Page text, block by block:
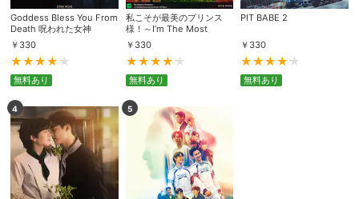
Goddess Bless You From
Death 呪われた女神
￥ 330
無料あり
私こそが最美のプリンス
様！～I’m The Most
Beautiful Count～
￥ 330
無料あり
PIT BABE 2
￥ 330
無料あり
4 5